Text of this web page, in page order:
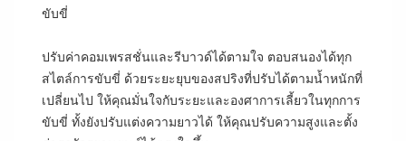
ขับขี่
ปรับค่าคอมเพรสชั่นและรีบาวด์ได้ตามใจ ตอบสนองได้ทุก
สไตล์การขับขี่ ด้วยระยะยุบของสปริงที่ปรับได้ตามน้ำหนักที่
เปลี่ยนไป ให้คุณมั่นใจกับระยะและองศาการเลี้ยวในทุกการ
ขับขี่ ทั้งยังปรับแต่งความยาวได้ ให้คุณปรับความสูงและตั้ง